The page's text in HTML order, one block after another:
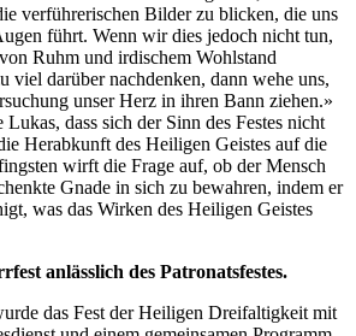
verführerischen Bilder zu blicken, die uns
führt. Wenn wir dies jedoch nicht tun,
Ruhm und irdischem Wohlstand
viel darüber nachdenken, dann wehe uns,
unser Herz in ihren Bann ziehen.»
dass sich der Sinn des Festes nicht
Herabkunft des Heiligen Geistes auf die
wirft die Frage auf, ob der Mensch
Gnade in sich zu bewahren, indem er
was das Wirken des Heiligen Geistes
anlässlich des Patronatsfestes.
das Fest der Heiligen Dreifaltigkeit mit